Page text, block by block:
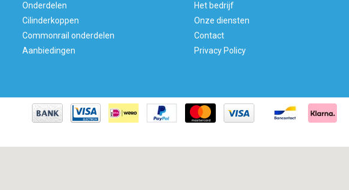
Onderdelen
Cilinderkoppen
Commonrail onderdelen
Aanbiedingen
Het bedrijf
Onze diensten
Contact
Privacy Policy